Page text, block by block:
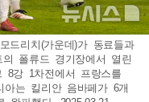
드리치(가운데)가 동료들과
폴류드 경기장에서 열린
8강 1차전에서 프랑스를
는 킬리안 음바페가 6개